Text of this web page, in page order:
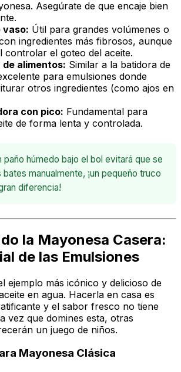
Asegúrate de que encaje bien
vaso: Útil para grandes volúmenes o
ingredientes más fibrosos, aunque
controlar el goteo del aceite.
alimentos: Similar a la batidora de
para emulsiones donde
otros ingredientes (como ajos en
con pico: Fundamental para
de forma lenta y controlada.
paño húmedo bajo el bol evitará que se
manualmente, ¡un pequeño truco
diferencia!
la Mayonesa Casera:
de las Emulsiones
ejemplo más icónico y delicioso de
en agua. Hacerla en casa es
y el sabor fresco no tiene
vez que domines esta, otras
un juego de niños.
Mayonesa Clásica